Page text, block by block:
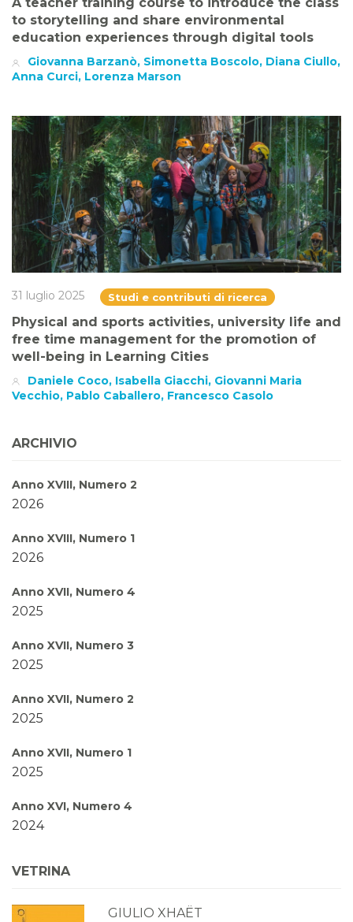
A teacher training course to introduce the class
to storytelling and share environmental
education experiences through digital tools
Giovanna Barzanò, Simonetta Boscolo, Diana Ciullo,
Anna Curci, Lorenza Marson
31 luglio 2025 Studi e contributi di ricerca
Physical and sports activities, university life and
free time management for the promotion of
well-being in Learning Cities
Daniele Coco, Isabella Giacchi, Giovanni Maria
Vecchio, Pablo Caballero, Francesco Casolo
ARCHIVIO
Anno XVIII, Numero 2
2026
Anno XVIII, Numero 1
2026
Anno XVII, Numero 4
2025
Anno XVII, Numero 3
2025
Anno XVII, Numero 2
2025
Anno XVII, Numero 1
2025
Anno XVI, Numero 4
2024
2024
Anno XVI, Numero 2
VETRINA
GIULIO XHAËT